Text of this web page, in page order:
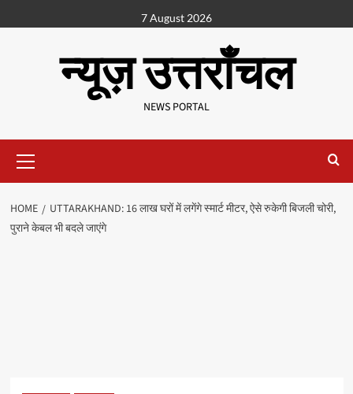
7 August 2026
न्यूज़ उत्तराँचल
NEWS PORTAL
HOME
UTTARAKHAND: 16 लाख घरों में लगेंगे स्मार्ट मीटर, ऐसे रुकेगी बिजली चोरी,
पुराने केबल भी बदले जाएंगे